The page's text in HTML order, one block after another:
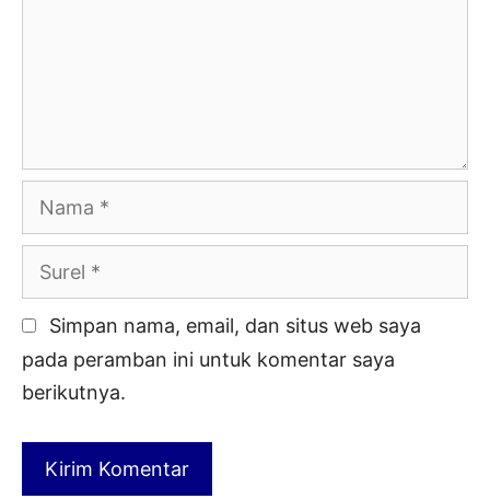
Nama
Surel
Simpan nama, email, dan situs web saya
pada peramban ini untuk komentar saya
berikutnya.